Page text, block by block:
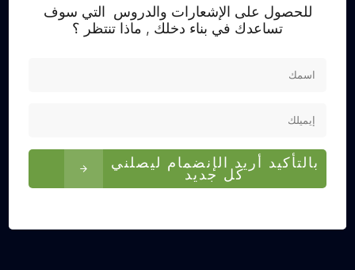
للحصول على الإشعارات والدروس التي سوف
تساعدك في بناء دخلك , ماذا تنتظر ؟
بالتأكيد أريد الإنضمام ليصلني
كل جديد